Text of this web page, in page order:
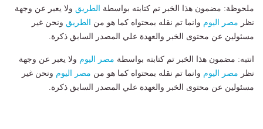
ملحوظة: مضمون هذا الخبر تم كتابته بواسطة الطريق ولا يعبر عن وجهة
نظر مصر اليوم وانما تم نقله بمحتواه كما هو من الطريق ونحن غير
مسئولين عن محتوى الخبر والعهدة علي المصدر السابق ذكرة.
انتبه: مضمون هذا الخبر تم كتابته بواسطة مصر اليوم ولا يعبر عن وجهة
نظر مصر اليوم وانما تم نقله بمحتواه كما هو من مصر اليوم ونحن غير
مسئولين عن محتوى الخبر والعهدة علي المصدر السابق ذكرة.